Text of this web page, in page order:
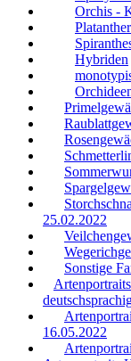
Orchis -
Hybriden
25.02.2022
Sonstige
16.05.2022